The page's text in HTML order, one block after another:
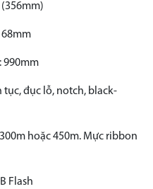
990mm
đục lỗ, notch, black-
hoặc 450m. Mực ribbon
Flash